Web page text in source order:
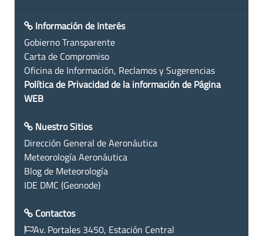
Información de Interés
Gobierno Transparente
Carta de Compromiso
Oficina de Información, Reclamos y Sugerencias
Política de Privacidad de la información de Página
WEB
Nuestro Sitios
Dirección General de Aeronáutica
Meteorología Aeronáutica
Blog de Meteorología
IDE DMC (Geonode)
Contactos
Av. Portales 3450, Estación Central